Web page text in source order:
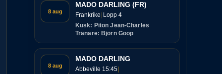
8 aug
MADO DARLING (FR)
Frankrike Lopp 4
Kusk: Piton Jean-Charles
Tränare: Björn Goop
8 aug
MADO DARLING
Abbeville 15:45